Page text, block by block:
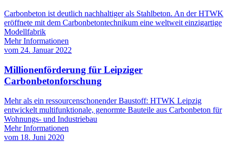
Carbonbeton ist deutlich nachhaltiger als Stahlbeton. An der HTWK
eröffnete mit dem Carbonbetontechnikum eine weltweit einzigartige
Modellfabrik
Mehr Informationen
vom 24. Januar 2022
Millionenförderung für Leipziger
Carbonbetonforschung
Mehr als ein ressourcenschonender Baustoff: HTWK Leipzig
entwickelt multifunktionale, genormte Bauteile aus Carbonbeton für
Wohnungs- und Industriebau
Mehr Informationen
vom 18. Juni 2020